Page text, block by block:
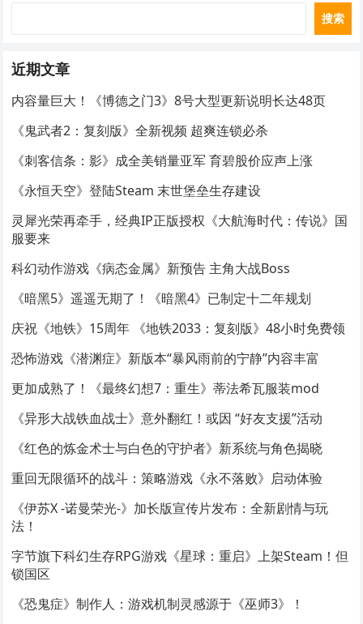
搜索
近期文章
内容量巨大！《博德之门3》8号大型更新说明长达48页
《鬼武者2：复刻版》全新视频 超爽连锁必杀
《刺客信条：影》成全美销量亚军 育碧股价应声上涨
《永恒天空》登陆Steam 末世堡垒生存建设
灵犀光荣再牵手，经典IP正版授权《大航海时代：传说》国
服要来
科幻动作游戏《病态金属》新预告 主角大战Boss
《暗黑5》遥遥无期了！《暗黑4》已制定十二年规划
庆祝《地铁》15周年 《地铁2033：复刻版》48小时免费领
恐怖游戏《潜渊症》新版本“暴风雨前的宁静”内容丰富
更加成熟了！《最终幻想7：重生》蒂法希瓦服装mod
《异形大战铁血战士》意外翻红！或因 “好友支援”活动
《红色的炼金术士与白色的守护者》新系统与角色揭晓
重回无限循环的战斗：策略游戏《永不落败》启动体验
《伊苏X -诺曼荣光-》加长版宣传片发布：全新剧情与玩
法！
字节旗下科幻生存RPG游戏《星球：重启》上架Steam！但
锁国区
《恐鬼症》制作人：游戏机制灵感源于《巫师3》！